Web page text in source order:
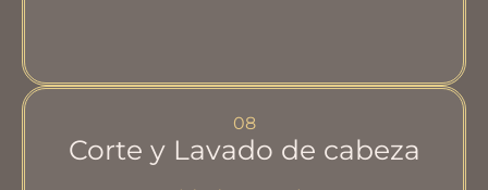
08
Corte y Lavado de cabeza